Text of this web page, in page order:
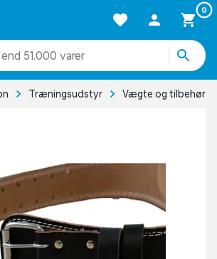
0
51.000 varer
Træningsudstyr Vægte og tilbehør